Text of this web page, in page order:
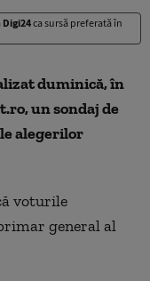
Digi24ca sursă preferată în
duminică, în
un sondaj de
alegerilor
voturile
general al